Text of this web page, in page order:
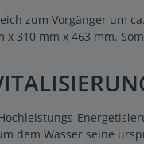
zum Vorgänger um
x 310 mm x 463 mm.
dem Wasser seine